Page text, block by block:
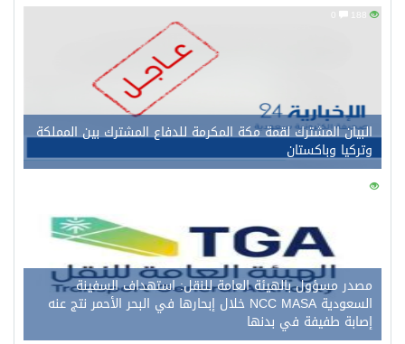
البيان المشترك لقمة مكة المكرمة للدفاع المشترك بين المملكة
وتركيا وباكستان
175
مصدر مسؤول بالهيئة العامة للنقل: استهداف السفينة
السعودية NCC MASA خلال إبحارها في البحر الأحمر نتج عنه
إصابة طفيفة في بدنها